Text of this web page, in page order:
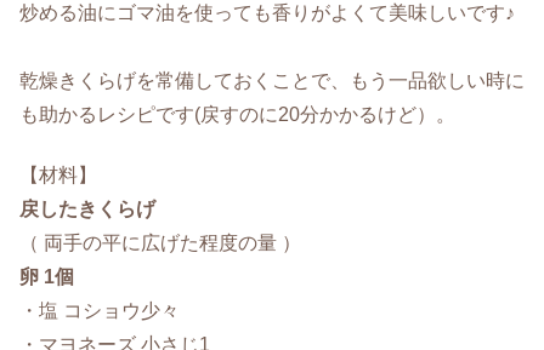
炒める油にゴマ油を使っても香りがよくて美味しいです♪
乾燥きくらげを常備しておくことで、もう一品欲しい時に
も助かるレシピです(戻すのに20分かかるけど）。
【材料】
戻したきくらげ
（ 両手の平に広げた程度の量 ）
卵 1個
・塩 コショウ少々
・マヨネーズ 小さじ1